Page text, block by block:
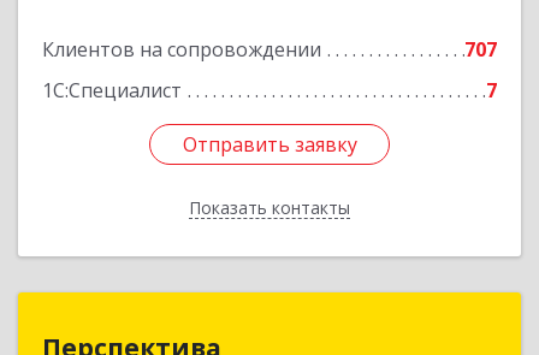
Клиентов на сопровождении
707
1С:Специалист
7
Отправить заявку
Показать контакты
Отправить заявку
Назад
Перспектива